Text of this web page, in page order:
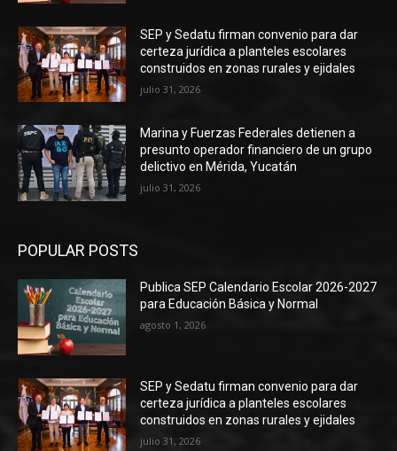
SEP y Sedatu firman convenio para dar
certeza jurídica a planteles escolares
construidos en zonas rurales y ejidales
julio 31, 2026
Marina y Fuerzas Federales detienen a
presunto operador financiero de un grupo
delictivo en Mérida, Yucatán
julio 31, 2026
POPULAR POSTS
Publica SEP Calendario Escolar 2026-2027
para Educación Básica y Normal
agosto 1, 2026
SEP y Sedatu firman convenio para dar
certeza jurídica a planteles escolares
construidos en zonas rurales y ejidales
julio 31, 2026